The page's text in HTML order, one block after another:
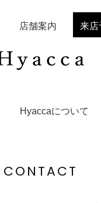
Hyaccaについて
店舗案内 来店
CONTACT